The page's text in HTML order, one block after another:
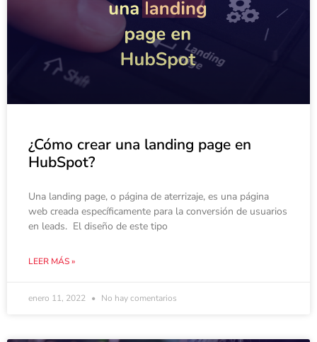
¿Cómo crear una landing page en
HubSpot?
Una landing page, o página de aterrizaje, es una página
web creada específicamente para la conversión de usuarios
en leads. El diseño de este tipo
LEER MÁS »
enero 11, 2022 No hay comentarios